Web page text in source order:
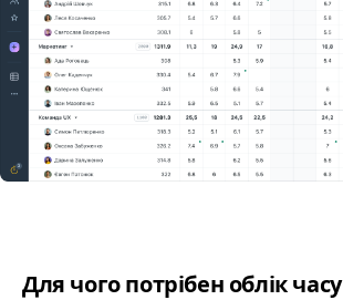
Для чого потрібен облік часу